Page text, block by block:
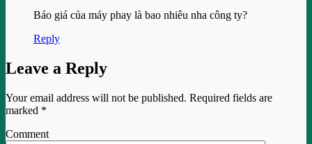
Báo giá của máy phay là bao nhiêu nha công ty?
Reply
Leave a Reply
Your email address will not be published. Required fields are
marked *
Comment